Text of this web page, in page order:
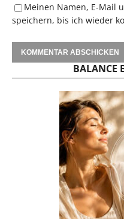
Meinen Namen, E-Mail
speichern, bis ich wieder
BALANCE